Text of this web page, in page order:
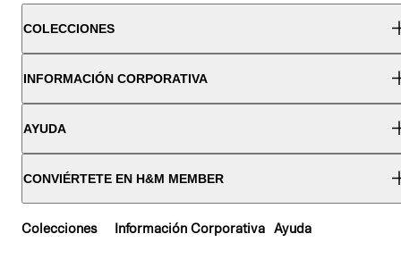
COLECCIONES
INFORMACIÓN CORPORATIVA
AYUDA
CONVIÉRTETE EN H&M MEMBER
Colecciones Información Corporativa Ayuda